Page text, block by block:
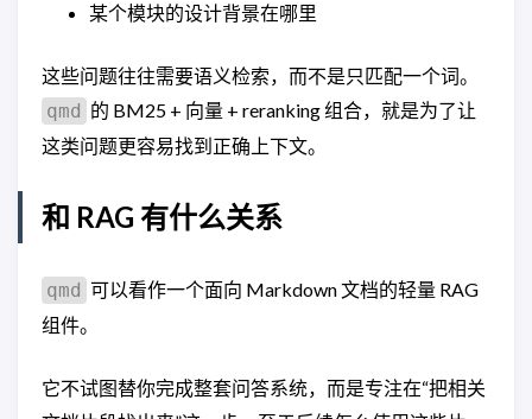
某个模块的设计背景在哪里
这些问题往往需要语义检索，而不是只匹配一个词。
qmd 的 BM25 + 向量 + reranking 组合，就是为了让
这类问题更容易找到正确上下文。
和 RAG 有什么关系
qmd 可以看作一个面向 Markdown 文档的轻量 RAG
组件。
它不试图替你完成整套问答系统，而是专注在“把相关